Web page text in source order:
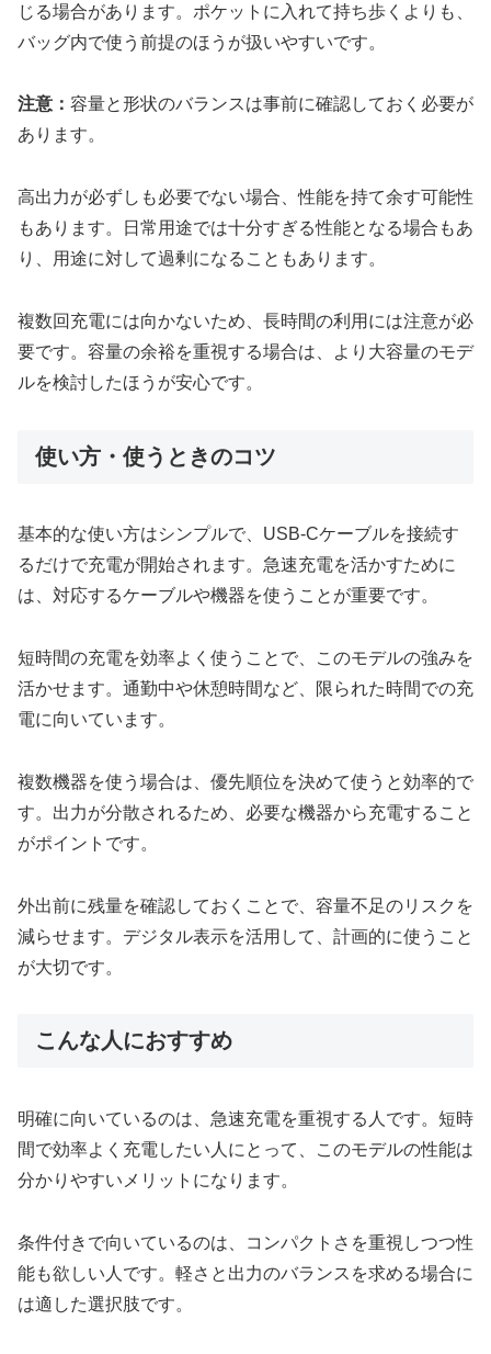
じる場合があります。ポケットに入れて持ち歩くよりも、
バッグ内で使う前提のほうが扱いやすいです。
注意： 容量と形状のバランスは事前に確認しておく必要が
あります。
高出力が必ずしも必要でない場合、性能を持て余す可能性
もあります。日常用途では十分すぎる性能となる場合もあ
り、用途に対して過剰になることもあります。
複数回充電には向かないため、長時間の利用には注意が必
要です。容量の余裕を重視する場合は、より大容量のモデ
ルを検討したほうが安心です。
使い方・使うときのコツ
基本的な使い方はシンプルで、USB-Cケーブルを接続す
るだけで充電が開始されます。急速充電を活かすために
は、対応するケーブルや機器を使うことが重要です。
短時間の充電を効率よく使うことで、このモデルの強みを
活かせます。通勤中や休憩時間など、限られた時間での充
電に向いています。
複数機器を使う場合は、優先順位を決めて使うと効率的で
す。出力が分散されるため、必要な機器から充電すること
がポイントです。
外出前に残量を確認しておくことで、容量不足のリスクを
減らせます。デジタル表示を活用して、計画的に使うこと
が大切です。
こんな人におすすめ
明確に向いているのは、急速充電を重視する人です。短時
間で効率よく充電したい人にとって、このモデルの性能は
分かりやすいメリットになります。
条件付きで向いているのは、コンパクトさを重視しつつ性
能も欲しい人です。軽さと出力のバランスを求める場合に
は適した選択肢です。